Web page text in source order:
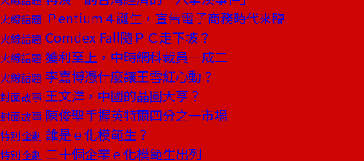
火線話題 Ｐentium４誕生，宣告電子商務時代來臨
火線話題 Comdex Fall隨ＰＣ走下坡？
火線話題 獲利至上，中時網科裁員一成二
火線話題 李嘉博憑什麼讓王雪紅心動？
封面故事 王文洋，中國的晶圓大亨？
封面故事 陳俊聖手握英特爾四分之一市場
特別企劃 誰是ｅ化模範生？
特別企劃 二十個企業ｅ化模範生出列